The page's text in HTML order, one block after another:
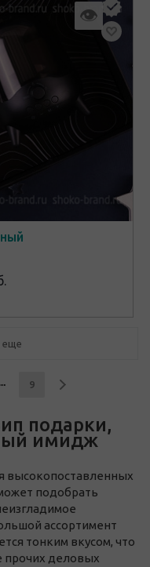
👁
еще
9
подарки,
имидж
высокопоставленных
подобрать
ассортимент
тонким вкусом, что
прочих деловых